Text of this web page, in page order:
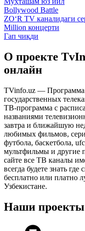
Bollywood Battle
ZO‘R TV каналидаги
Million концерти
Гап чиқди
О проекте
онлайн
TVinfo.uz — Программа
государственных
ТВ-программа с
названиями
завтра и ближайшую
любимых фильмов,
футбола, баскетбола,
мультфильмы и другие
сайте все ТВ каналы
всегда будете знать
бесплатно или платно
Узбекистане.
Наши проекты